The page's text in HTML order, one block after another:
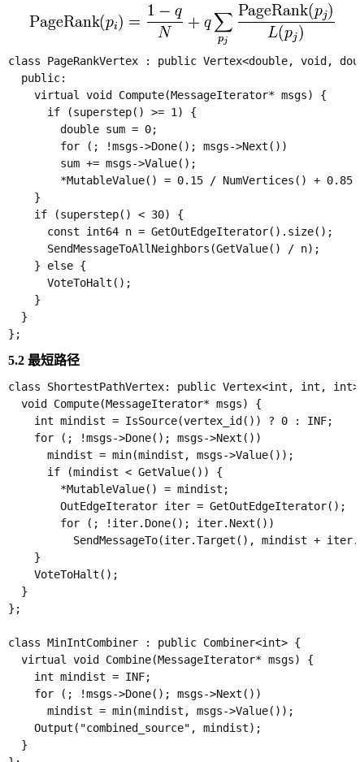
class PageRankVertex : public Vertex<double, void,
  public:
    virtual void Compute(MessageIterator* msgs) {
      if (superstep() >= 1) {
        double sum = 0;
        for (; !msgs->Done(); msgs->Next())
        sum += msgs->Value();
*MutableValue() = 0.15 / NumVertices() + 0.85
    }
    if (superstep() < 30) {
      const int64 n = GetOutEdgeIterator().size();
      SendMessageToAllNeighbors(GetValue() / n);
    } else {
      VoteToHalt();
    }
  }
5.2 最短路径
class ShortestPathVertex: public Vertex<int, int,
  void Compute(MessageIterator* msgs) {
    int mindist = IsSource(vertex_id()) ? 0 : INF;
    for (; !msgs->Done(); msgs->Next())
      mindist = min(mindist, msgs->Value());
      if (mindist < GetValue()) {
        *MutableValue() = mindist;
        OutEdgeIterator iter = GetOutEdgeIterator();
        for (; !iter.Done(); iter.Next())
SendMessageTo(iter.Target(), mindist +
    }
    VoteToHalt();
  }
};
class MinIntCombiner : public Combiner<int> {
  virtual void Combine(MessageIterator* msgs) {
    int mindist = INF;
    for (; !msgs->Done(); msgs->Next())
      mindist = min(mindist, msgs->Value());
    Output("combined_source", mindist);
  }